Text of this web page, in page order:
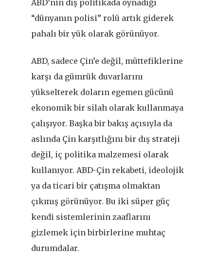
ABD’nin dış politikada oynadığı
“dünyanın polisi” rolü artık giderek
pahalı bir yük olarak görünüyor.
ABD, sadece Çin’e değil, müttefiklerine
karşı da gümrük duvarlarını
yükselterek doların egemen gücünü
ekonomik bir silah olarak kullanmaya
çalışıyor. Başka bir bakış açısıyla da
aslında Çin karşıtlığını bir dış strateji
değil, iç politika malzemesi olarak
kullanıyor. ABD-Çin rekabeti, ideolojik
ya da ticari bir çatışma olmaktan
çıkmış görünüyor. Bu iki süper güç
kendi sistemlerinin zaaflarını
gizlemek için birbirlerine muhtaç
durumdalar.